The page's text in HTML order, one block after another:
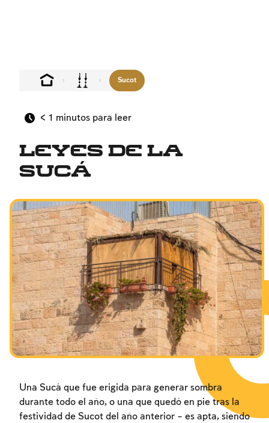
Sucot
Leyes de la
Sucá
< 1 minutos para leer
Una Sucá que fue erigida para generar sombra
durante todo el año, o una que quedó en pie tras la
festividad de Sucot del año anterior – es apta, siendo